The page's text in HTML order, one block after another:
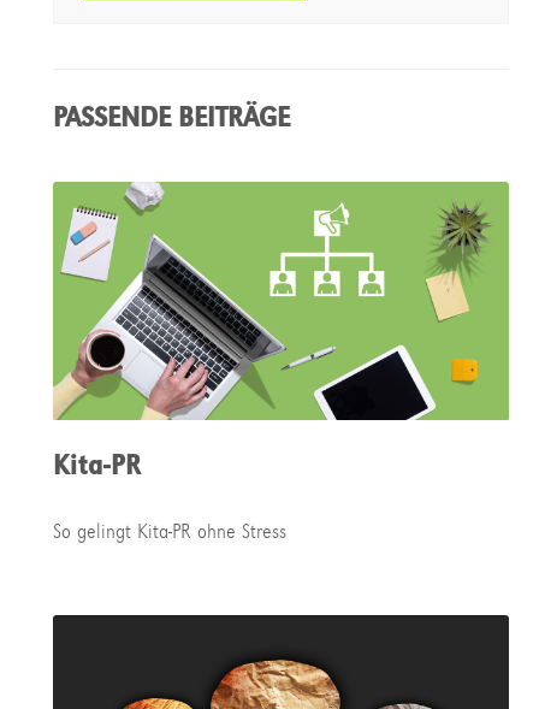
PASSENDE BEITRÄGE
Kita-PR
So gelingt Kita-PR ohne Stress